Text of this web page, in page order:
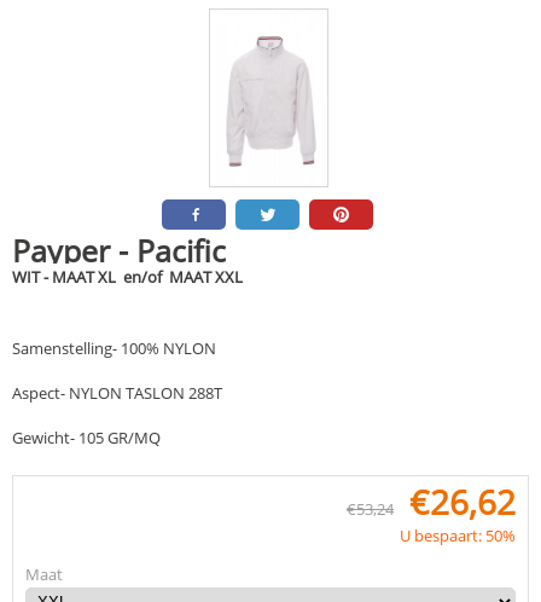
Payper - Pacific
WIT - MAAT XL en/of MAAT XXL
Samenstelling- 100% NYLON
Aspect- NYLON TASLON 288T
Gewicht- 105 GR/MQ
€53,24 €26,62
U bespaart: 50%
Maat